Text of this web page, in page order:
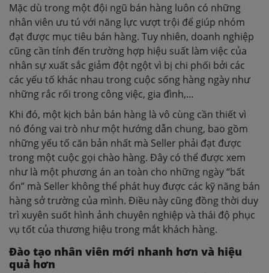
Mặc dù trong một đội ngũ bán hàng luôn có những
nhân viên ưu tú với năng lực vượt trội để giúp nhóm
đạt được mục tiêu bán hàng. Tuy nhiên, doanh nghiệp
cũng cần tính đến trường hợp hiệu suất làm việc của
nhân sự xuất sắc giảm đột ngột vì bị chi phối bởi các
các yếu tố khác nhau trong cuộc sống hàng ngày như
những rắc rối trong công việc, gia đình,…
Khi đó, một kịch bản bán hàng là vô cùng cần thiết vì
nó đóng vai trò như một hướng dẫn chung, bao gồm
những yếu tố căn bản nhất mà Seller phải đạt được
trong một cuộc gọi chào hàng. Đây có thể được xem
như là một phương án an toàn cho những ngày “bất
ổn” mà Seller không thể phát huy được các kỹ năng bán
hàng sở trường của mình. Điều này cũng đồng thời duy
trì xuyên suốt hình ảnh chuyên nghiệp và thái độ phục
vụ tốt của thương hiệu trong mắt khách hàng.
Đào tạo nhân viên mới nhanh hơn và hiệu
quả hơn